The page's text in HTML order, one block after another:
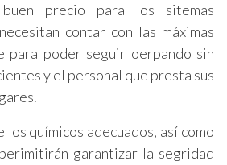
precio para los sitemas
contar con las máximas
para poder seguir oerpando sin
y el personal que presta sus
químicos adecuados, así como
garantizar la segridad